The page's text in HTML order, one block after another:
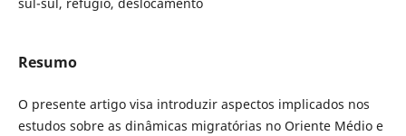
Resumo
O presente artigo visa introduzir aspectos implicados nos
estudos sobre as dinâmicas migratórias no Oriente Médio e